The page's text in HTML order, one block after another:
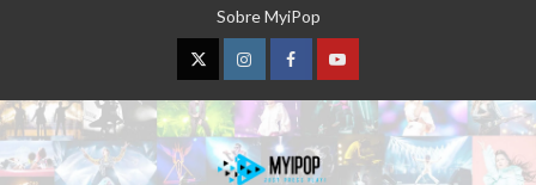
Sobre MyiPop
TwitterInstagramFacebookYouTube